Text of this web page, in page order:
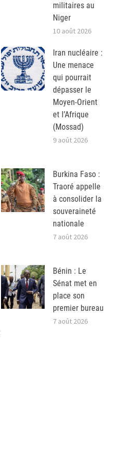
militaires au
Niger
10 août 2026
Iran nucléaire :
Une menace
qui pourrait
dépasser le
Moyen-Orient
et l’Afrique
(Mossad)
9 août 2026
Burkina Faso :
Traoré appelle
à consolider la
souveraineté
nationale
7 août 2026
Bénin : Le
Sénat met en
place son
premier bureau
7 août 2026